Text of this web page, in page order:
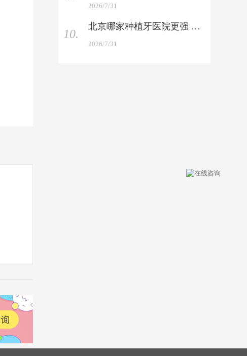
2026/7/31
10.
北京哪家种植牙医院更强 —— 技术与性价比双重实测
2026/7/31